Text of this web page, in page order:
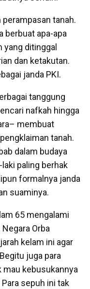
tanah.
berbuat apa-apa
yang ditinggal
dan ketakutan.
janda PKI.
tanggung
nafkah hingga
membuat
tanah.
dalam budaya
paling berhak
formalnya janda
suaminya.
65 mengalami
Orba
kelam ini agar
juga para
mau kebusukannya
sepuh ini tak